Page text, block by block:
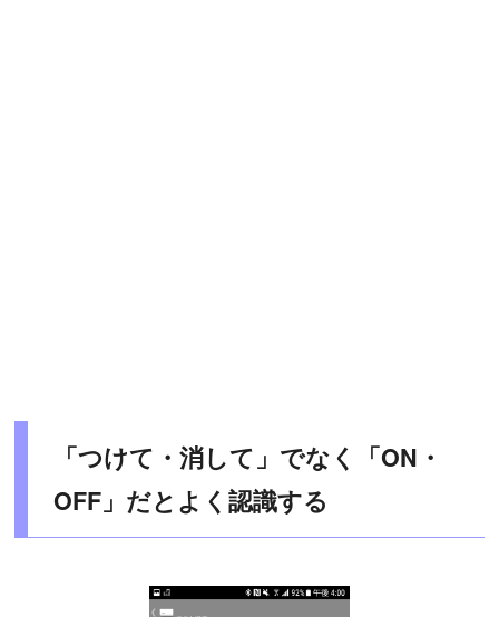
「つけて・消して」でなく「ON・
OFF」だとよく認識する